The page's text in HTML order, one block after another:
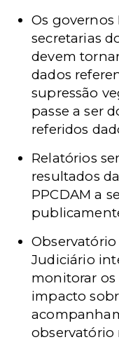
Os governos
secretarias
devem
dados
supressão
passe a ser
referidos
Relatórios
resultados
PPCDAM a
Judiciário
monitorar os
impacto
observatório